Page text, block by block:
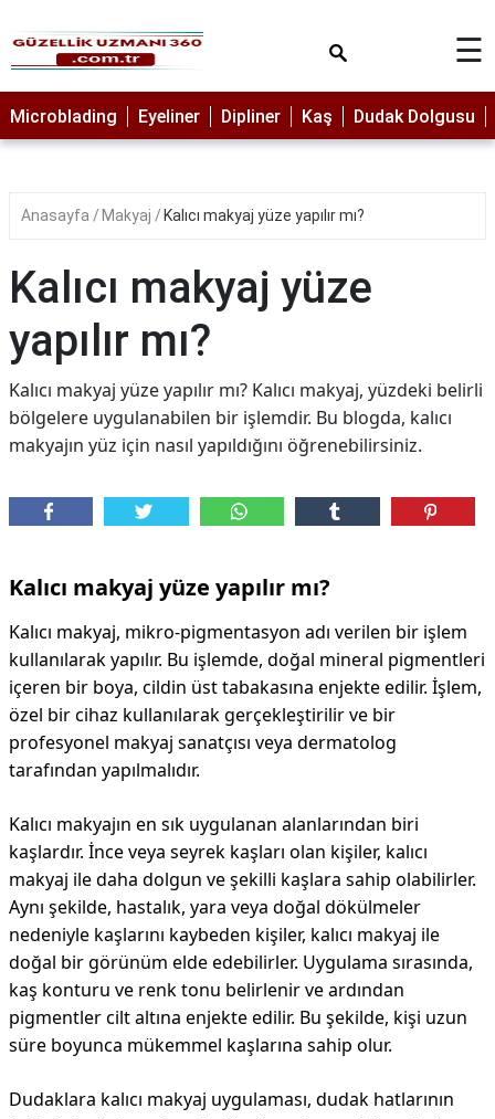
MAKYAJ
MİCROBLADİNG
LAZER
PROTEZ
PEELİNG
ERKEK
BAKIMI
☰
Microblading Eyeliner Dipliner Kaş Dudak Dolgusu
Anasayfa Makyaj Kalıcı makyaj yüze yapılır mı?
Kalıcı makyaj yüze
yapılır mı?
Kalıcı makyaj yüze yapılır mı? Kalıcı makyaj, yüzdeki belirli
bölgelere uygulanabilen bir işlemdir. Bu blogda, kalıcı
makyajın yüz için nasıl yapıldığını öğrenebilirsiniz.
Kalıcı makyaj yüze yapılır mı?
Kalıcı makyaj, mikro-pigmentasyon adı verilen bir işlem
kullanılarak yapılır. Bu işlemde, doğal mineral pigmentleri
içeren bir boya, cildin üst tabakasına enjekte edilir. İşlem,
özel bir cihaz kullanılarak gerçekleştirilir ve bir
profesyonel makyaj sanatçısı veya dermatolog
tarafından yapılmalıdır.
Kalıcı makyajın en sık uygulanan alanlarından biri
kaşlardır. İnce veya seyrek kaşları olan kişiler, kalıcı
makyaj ile daha dolgun ve şekilli kaşlara sahip olabilirler.
Aynı şekilde, hastalık, yara veya doğal dökülmeler
nedeniyle kaşlarını kaybeden kişiler, kalıcı makyaj ile
doğal bir görünüm elde edebilirler. Uygulama sırasında,
kaş konturu ve renk tonu belirlenir ve ardından
pigmentler cilt altına enjekte edilir. Bu şekilde, kişi uzun
süre boyunca mükemmel kaşlarına sahip olur.
Dudaklara kalıcı makyaj uygulaması, dudak hatlarının